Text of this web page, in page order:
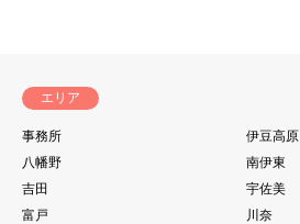
エリア
事務所
伊豆高原
八幡野
南伊東
吉田
宇佐美
富戸
川奈